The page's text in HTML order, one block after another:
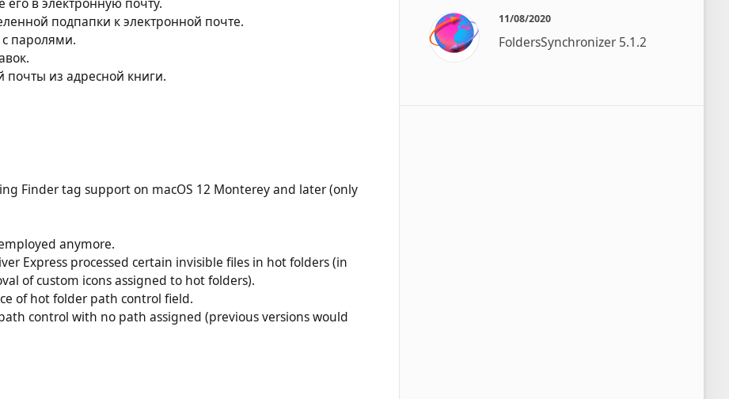
подпапки к электронной почте.
паролями.
почты из адресной книги.
Finder tag support on macOS 12 Monterey and later (only
anymore.
Express processed certain invisible files in hot folders (in
of custom icons assigned to hot folders).
of hot folder path control field.
control with no path assigned (previous versions would
11/08/2020
FoldersSynchronizer 5.1.2